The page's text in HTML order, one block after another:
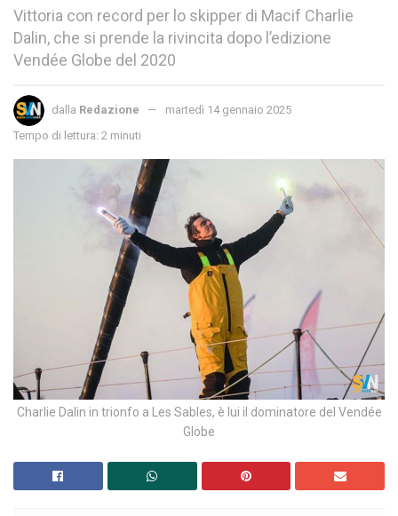
Vittoria con record per lo skipper di Macif Charlie
Dalin, che si prende la rivincita dopo l’edizione
Vendée Globe del 2020
dalla Redazione
martedì 14 gennaio 2025
Tempo di lettura: 2 minuti
Charlie Dalin in trionfo a Les Sables, è lui il dominatore del Vendée
Globe